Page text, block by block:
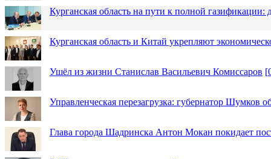
Курганская область на пути к полной
Курганская область и Китай укрепляют
Ушёл из жизни Станислав Васильевич Комиссаров [
Управленческая перезагрузка: губернатор Шумков
Глава города Шадринска Антон Мокан покидает